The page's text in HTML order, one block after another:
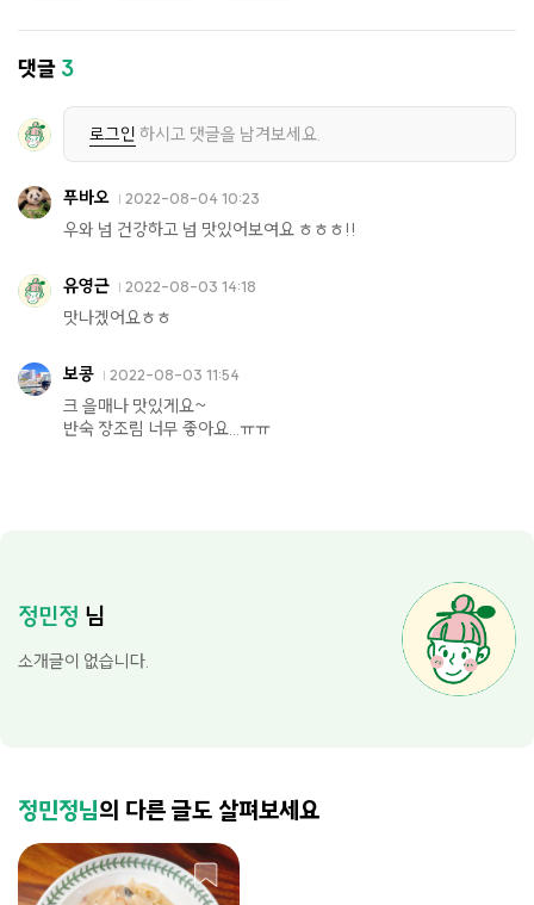
댓글 3
로그인 하시고 댓글을 남겨보세요.
푸바오 2022-08-04 10:23
우와 넘 건강하고 넘 맛있어보여요 ㅎㅎㅎ!!
유영근 2022-08-03 14:18
맛나겠어요ㅎㅎ
보콩 2022-08-03 11:54
크 을매나 맛있게요~
반숙 장조림 너무 좋아요...ㅠㅠ
정민정 님
소개글이 없습니다.
정민정님의 다른 글도 살펴보세요